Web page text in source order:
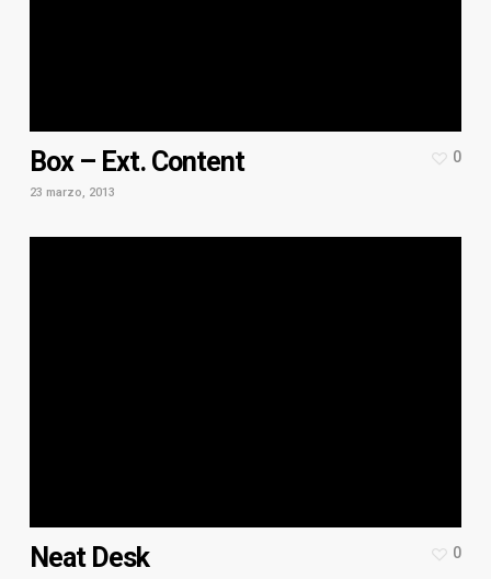
Box – Ext. Content
23 marzo, 2013
0
Neat Desk 0